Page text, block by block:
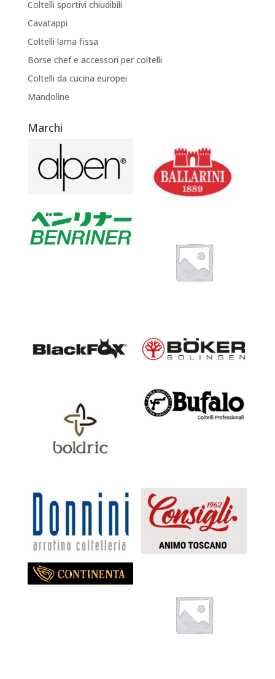
Coltelli sportivi chiudibili
Cavatappi
Coltelli lama fissa
Borse chef e accessori per coltelli
Coltelli da cucina europei
Mandoline
Marchi